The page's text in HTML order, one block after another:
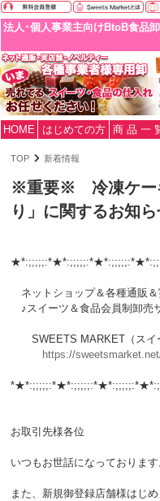
法人･個人事業主向けBtoB食品
HOME はじめての方 商 品 一
TOP 新着情報
※重要※ 冷凍ケー
り」に関するお知
ネットショップ＆各種通販＆
♪スイーツ＆食品会員制卸売
SWEETS MARKET（スイ
https://
お取引先様各位
いつもお世話になっておりま
また、新規御登録店舗様はじ